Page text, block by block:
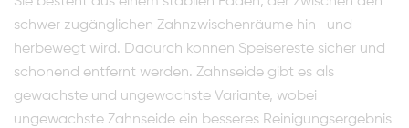
schwer zugänglichen Zahnzwischenräume hin- und
herbewegt wird. Dadurch können Speisereste sicher und
schonend entfernt werden. Zahnseide gibt es als
gewachste und ungewachste Variante, wobei
ungewachste Zahnseide ein besseres Reinigungsergebnis